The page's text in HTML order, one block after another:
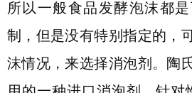
所以一般食品发酵泡沫都
制，但是没有特别指定的，
沫情况，来选择消泡剂。陶